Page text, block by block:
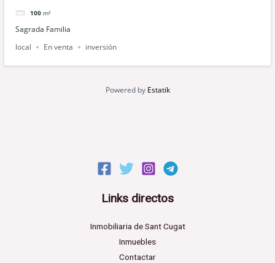
100 m²
Sagrada Familia
local
En venta inversión
Powered by Estatik
Links directos
Inmobiliaria de Sant Cugat
Inmuebles
Contactar